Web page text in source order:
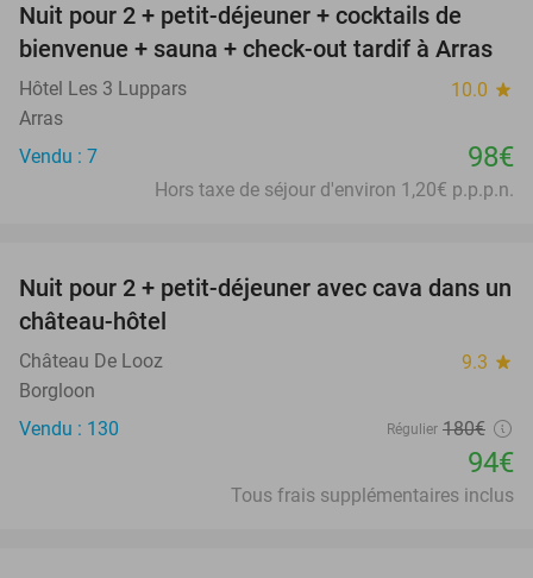
Nuit pour 2 + petit-déjeuner + cocktails de
bienvenue + sauna + check-out tardif à Arras
Hôtel Les 3 Luppars 10.0 star
Arras
Vendu : 7
98€
Hors taxe de séjour d'environ 1,20€ p.p.p.n.
48%
Nuit pour 2 + petit-déjeuner avec cava dans un
château-hôtel
Château De Looz 9.3 star
Borgloon
Vendu : 130
Régulier 180€
94€
Tous frais supplémentaires inclus